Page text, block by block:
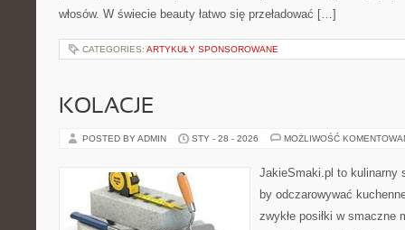
włosów. W świecie beauty łatwo się przeładować […]
CATEGORIES: ARTYKUŁY SPONSOROWANE
KOLACJE
POSTED BY ADMIN STY - 28 - 2026 MOŻLIWOŚĆ
JakieSmaki.pl to kulinarny
by odczarowywać
zwykłe posiłki w smaczne